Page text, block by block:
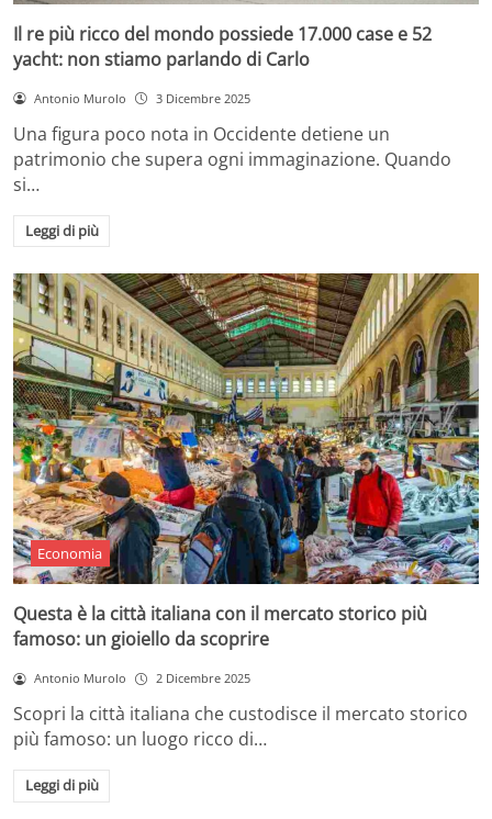
Il re più ricco del mondo possiede 17.000 case e 52
yacht: non stiamo parlando di Carlo
Antonio Murolo 3 Dicembre 2025
Una figura poco nota in Occidente detiene un
patrimonio che supera ogni immaginazione. Quando
si…
Leggi di più
Economia
Questa è la città italiana con il mercato storico più
famoso: un gioiello da scoprire
Antonio Murolo 2 Dicembre 2025
Scopri la città italiana che custodisce il mercato storico
più famoso: un luogo ricco di…
Leggi di più